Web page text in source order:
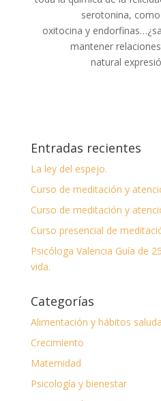
serotonina,
oxitocina y
mantener
natural
Entradas recientes
La ley del espejo.
Curso de meditación y
Curso de meditación y
Curso presencial de
Psicóloga Valencia Guía de
vida.
Categorías
Alimentación y hábitos
Crecimiento
Maternidad
Psicología y bienestar